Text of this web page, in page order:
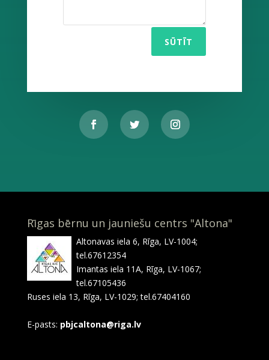
SŪTĪT
Rīgas bērnu un jauniešu centrs "Altona"
Altonavas iela 6, Rīga, LV-1004;
tel.67612354
Imantas iela 11A, Rīga, LV-1067;
tel.67105436
Ruses iela 13, Rīga, LV-1029; tel.67404160
E-pasts: pbjcaltona@riga.lv